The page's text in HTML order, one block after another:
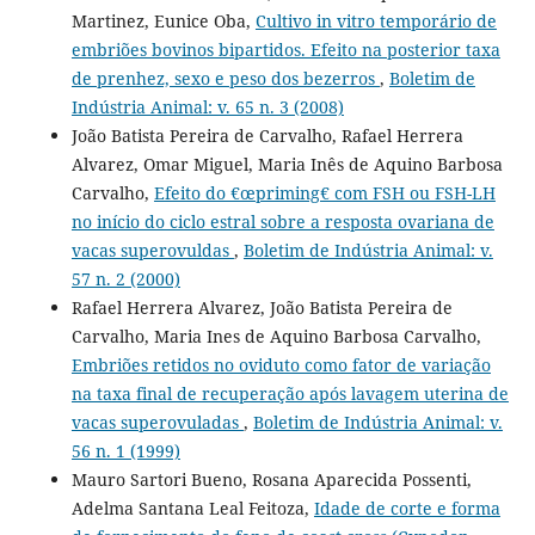
Martinez, Eunice Oba, Cultivo in vitro temporário de
embriões bovinos bipartidos. Efeito na posterior taxa
de prenhez, sexo e peso dos bezerros , Boletim de
Indústria Animal: v. 65 n. 3 (2008)
João Batista Pereira de Carvalho, Rafael Herrera
Alvarez, Omar Miguel, Maria Inês de Aquino Barbosa
Carvalho, Efeito do €œpriming€ com FSH ou FSH-LH
no início do ciclo estral sobre a resposta ovariana de
vacas superovuldas , Boletim de Indústria Animal: v.
57 n. 2 (2000)
Rafael Herrera Alvarez, João Batista Pereira de
Carvalho, Maria Ines de Aquino Barbosa Carvalho,
Embriões retidos no oviduto como fator de variação
na taxa final de recuperação após lavagem uterina de
vacas superovuladas , Boletim de Indústria Animal: v.
56 n. 1 (1999)
Mauro Sartori Bueno, Rosana Aparecida Possenti,
Adelma Santana Leal Feitoza, Idade de corte e forma